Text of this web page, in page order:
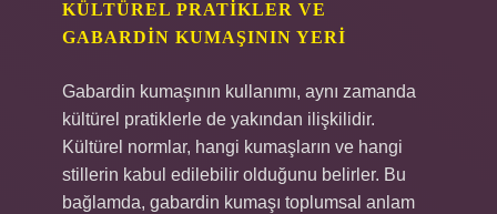
KÜLTÜREL PRATIKLER VE
GABARDIN KUMAŞININ YERI
Gabardin kumaşının kullanımı, aynı zamanda
kültürel pratiklerle de yakından ilişkilidir.
Kültürel normlar, hangi kumaşların ve hangi
stillerin kabul edilebilir olduğunu belirler. Bu
bağlamda, gabardin kumaşı toplumsal anlam